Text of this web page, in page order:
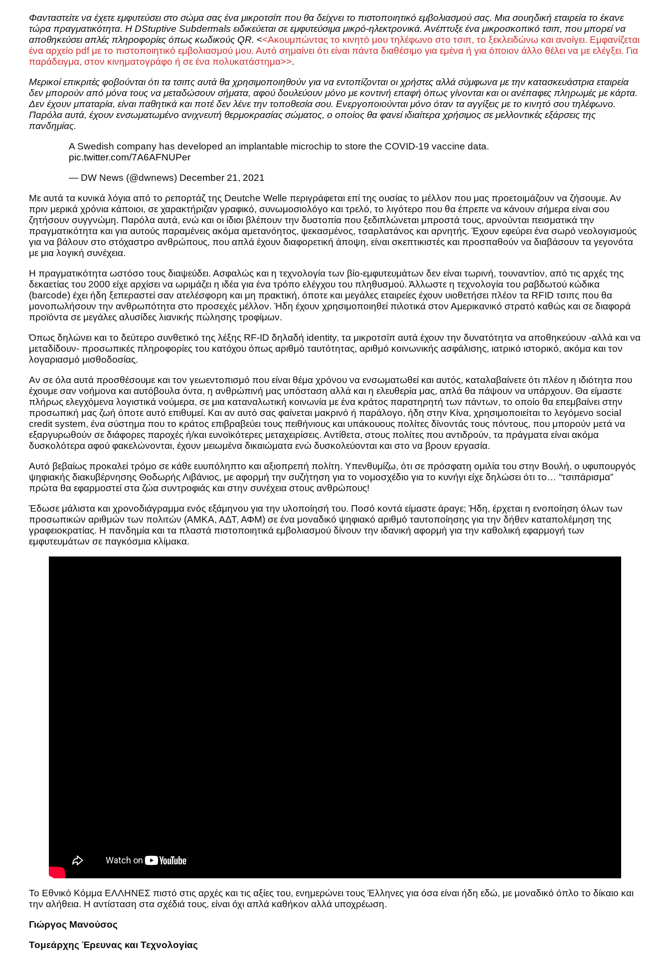
Φανταστείτε να έχετε εμφυτεύσει στο σώμα σας ένα μικροτσίπ που θα δείχνει το πιστοποιητικό εμβολιασμού σας. Μια σουηδική εταιρεία το έκανε
τώρα πραγματικότητα. Η DStuptive Subdermals ειδικεύεται σε εμφυτεύσιμα μικρό-ηλεκτρονικά. Ανέπτυξε ένα μικροσκοπικό τσιπ, που μπορεί να
αποθηκεύσει απλές πληροφορίες όπως κωδικούς QR. <<Ακουμπώντας το κινητό μου τηλέφωνο στο τσιπ, το ξεκλειδώνω και ανοίγει. Εμφανίζεται
ένα αρχείο pdf με το πιστοποιητικό εμβολιασμού μου. Αυτό σημαίνει ότι είναι πάντα διαθέσιμο για εμένα ή για όποιον άλλο θέλει να με ελέγξει. Για
παράδειγμα, στον κινηματογράφο ή σε ένα πολυκατάστημα>>.
Μερικοί επικριτές φοβούνται ότι τα τσιπς αυτά θα χρησιμοποιηθούν για να εντοπίζονται οι χρήστες αλλά σύμφωνα με την κατασκευάστρια εταιρεία
δεν μπορούν από μόνα τους να μεταδώσουν σήματα, αφού δουλεύουν μόνο με κοντινή επαφή όπως γίνονται και οι ανέπαφες πληρωμές με κάρτα.
Δεν έχουν μπαταρία, είναι παθητικά και ποτέ δεν λένε την τοποθεσία σου. Ενεργοποιούνται μόνο όταν τα αγγίξεις με το κινητό σου τηλέφωνο.
Παρόλα αυτά, έχουν ενσωματωμένο ανιχνευτή θερμοκρασίας σώματος, ο οποίος θα φανεί ιδιαίτερα χρήσιμος σε μελλοντικές εξάρσεις της
πανδημίας.
A Swedish company has developed an implantable microchip to store the COVID-19 vaccine data.
pic.twitter.com/7A6AFNUPer
— DW News (@dwnews) December 21, 2021
Με αυτά τα κυνικά λόγια από το ρεπορτάζ της Deutche Welle περιγράφεται επί της ουσίας το μέλλον που μας προετοιμάζουν να ζήσουμε. Αν
πριν μερικά χρόνια κάποιοι, σε χαρακτήριζαν γραφικό, συνωμοσιολόγο και τρελό, το λιγότερο που θα έπρεπε να κάνουν σήμερα είναι σου
ζητήσουν συγγνώμη. Παρόλα αυτά, ενώ και οι ίδιοι βλέπουν την δυστοπία που ξεδιπλώνεται μπροστά τους, αρνούνται πεισματικά την
πραγματικότητα και για αυτούς παραμένεις ακόμα αμετανόητος, ψεκασμένος, τσαρλατάνος και αρνητής. Έχουν εφεύρει ένα σωρό νεολογισμούς
για να βάλουν στο στόχαστρο ανθρώπους, που απλά έχουν διαφορετική άποψη, είναι σκεπτικιστές και προσπαθούν να διαβάσουν τα γεγονότα
με μια λογική συνέχεια.
Η πραγματικότητα ωστόσο τους διαψεύδει. Ασφαλώς και η τεχνολογία των βίο-εμφυτευμάτων δεν είναι τωρινή, τουναντίον, από τις αρχές της
δεκαετίας του 2000 είχε αρχίσει να ωριμάζει η ιδέα για ένα τρόπο ελέγχου του πληθυσμού. Άλλωστε η τεχνολογία του ραβδωτού κώδικα
(barcode) έχει ήδη ξεπεραστεί σαν ατελέσφορη και μη πρακτική, όποτε και μεγάλες εταιρείες έχουν υιοθετήσει πλέον τα RFID τσιπς που θα
μονοπωλήσουν την ανθρωπότητα στο προσεχές μέλλον. Ήδη έχουν χρησιμοποιηθεί πιλοτικά στον Αμερικανικό στρατό καθώς και σε διαφορά
προϊόντα σε μεγάλες αλυσίδες λιανικής πώλησης τροφίμων.
Όπως δηλώνει και το δεύτερο συνθετικό της λέξης RF-ID δηλαδή identity, τα μικροτσίπ αυτά έχουν την δυνατότητα να αποθηκεύουν -αλλά και να
μεταδίδουν- προσωπικές πληροφορίες του κατόχου όπως αριθμό ταυτότητας, αριθμό κοινωνικής ασφάλισης, ιατρικό ιστορικό, ακόμα και τον
λογαριασμό μισθοδοσίας.
Αν σε όλα αυτά προσθέσουμε και τον γεωεντοπισμό που είναι θέμα χρόνου να ενσωματωθεί και αυτός, καταλαβαίνετε ότι πλέον η ιδιότητα που
έχουμε σαν νοήμονα και αυτόβουλα όντα, η ανθρώπινή μας υπόσταση αλλά και η ελευθερία μας, απλά θα πάψουν να υπάρχουν. Θα είμαστε
πλήρως ελεγχόμενα λογιστικά νούμερα, σε μια καταναλωτική κοινωνία με ένα κράτος παρατηρητή των πάντων, το οποίο θα επεμβαίνει στην
προσωπική μας ζωή όποτε αυτό επιθυμεί. Και αν αυτό σας φαίνεται μακρινό ή παράλογο, ήδη στην Κίνα, χρησιμοποιείται το λεγόμενο social
credit system, ένα σύστημα που το κράτος επιβραβεύει τους πειθήνιους και υπάκουους πολίτες δίνοντάς τους πόντους, που μπορούν μετά να
εξαργυρωθούν σε διάφορες παροχές ή/και ευνοϊκότερες μεταχειρίσεις. Αντίθετα, στους πολίτες που αντιδρούν, τα πράγματα είναι ακόμα
δυσκολότερα αφού φακελώνονται, έχουν μειωμένα δικαιώματα ενώ δυσκολεύονται και στο να βρουν εργασία.
Αυτό βεβαίως προκαλεί τρόμο σε κάθε ευυπόληπτο και αξιοπρεπή πολίτη. Υπενθυμίζω, ότι σε πρόσφατη ομιλία του στην Βουλή, ο υφυπουργός
ψηφιακής διακυβέρνησης Θοδωρής Λιβάνιος, με αφορμή την συζήτηση για το νομοσχέδιο για το κυνήγι είχε δηλώσει ότι το… “τσιπάρισμα”
πρώτα θα εφαρμοστεί στα ζώα συντροφιάς και στην συνέχεια στους ανθρώπους!
Έδωσε μάλιστα και χρονοδιάγραμμα ενός εξάμηνου για την υλοποίησή του. Ποσό κοντά είμαστε άραγε; Ήδη, έρχεται η ενοποίηση όλων των
προσωπικών αριθμών των πολιτών (ΑΜΚΑ, ΑΔΤ, ΑΦΜ) σε ένα μοναδικό ψηφιακό αριθμό ταυτοποίησης για την δήθεν καταπολέμηση της
γραφειοκρατίας. Η πανδημία και τα πλαστά πιστοποιητικά εμβολιασμού δίνουν την ιδανική αφορμή για την καθολική εφαρμογή των
εμφυτευμάτων σε παγκόσμια κλίμακα.
Το Εθνικό Κόμμα ΕΛΛΗΝΕΣ πιστό στις αρχές και τις αξίες του, ενημερώνει τους Έλληνες για όσα είναι ήδη εδώ, με μοναδικό όπλο το δίκαιο και
την αλήθεια. Η αντίσταση στα σχέδιά τους, είναι όχι απλά καθήκον αλλά υποχρέωση.
Γιώργος Μανούσος
Τομεάρχης Έρευνας και Τεχνολογίας